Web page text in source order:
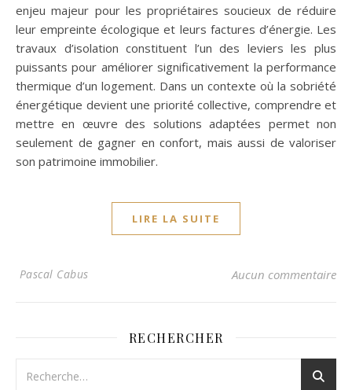
enjeu majeur pour les propriétaires soucieux de réduire
leur empreinte écologique et leurs factures d’énergie. Les
travaux d’isolation constituent l’un des leviers les plus
puissants pour améliorer significativement la performance
thermique d’un logement. Dans un contexte où la sobriété
énergétique devient une priorité collective, comprendre et
mettre en œuvre des solutions adaptées permet non
seulement de gagner en confort, mais aussi de valoriser
son patrimoine immobilier.
LIRE LA SUITE
Pascal Cabus Aucun commentaire
RECHERCHER